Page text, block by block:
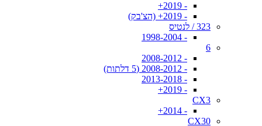
- 2019+
- 2019+ (הצ'בק)
323 / לנטיס
- 1998-2004
6
- 2008-2012
- 2008-2012 (5 דלתות)
- 2013-2018
- 2019+
CX3
- 2014+
CX30